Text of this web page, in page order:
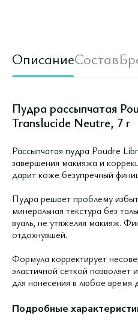
ОписаниеСостав
Пудра рассыпчатая
Translucide Neutre, 7 г
Рассыпчатая пудра Poudre
завершения макияжа и
дарит коже безупречный
Пудра решает проблему
минеральная текстура без
вуаль, не утяжеляя макияж.
отдохнувшей.
Формула корректирует
эластичной сеткой позволяет
для нанесения в любое время
Подробные